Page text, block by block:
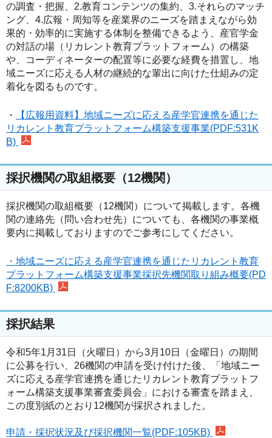
の調査・把握、2.教育コンテンツの集約、3.それらのマッチ
ング、4.広報・周知等を産業界のニーズを踏まえながら効
果的・効率的に実施する体制を整備できるよう、産官学金
の対話の場（リカレント教育プラットフォーム）の構築
や、コーディネーターの配置等に必要な経費を措置し、地
域ニーズに応える人材の継続的な輩出に向けた仕組みの定
着化を図るものです。
・
【広報用資料】地域ニーズに応える産学官連携を通じた
リカレント教育プラットフォーム構築支援事業(PDF:531K
B)
採択機関の取組概要（12機関）
採択機関の取組概要（12機関）について掲載します。各機
関の連絡先（問い合わせ先）についても、各機関の事業概
要内に掲載しておりますのでご参考にしてください。
・地域ニーズに応える産学官連携を通じたリカレント教育
プラットフォーム構築支援事業採択先機関取り組み概要(PD
F:8200KB)
採択結果
令和5年1月31日（火曜日）から3月10日（金曜日）の期間
に公募を行い、26機関の申請を受け付けた後、「地域ニー
ズに応える産学官連携を通じたリカレント教育プラットフ
ォーム構築支援事業審査委員会」における審査を踏まえ、
この度別紙のとおり12機関が採択されました。
申請・採択状況及び採択機関一覧(PDF:105KB)